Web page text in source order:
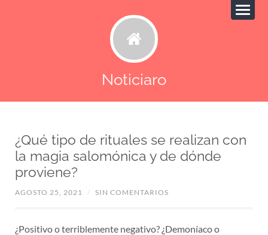
Noticiaro
¿Qué tipo de rituales se realizan con
la magia salomónica y de dónde
proviene?
AGOSTO 25, 2021 / SIN COMENTARIOS
¿Positivo o terriblemente negativo? ¿Demoníaco o